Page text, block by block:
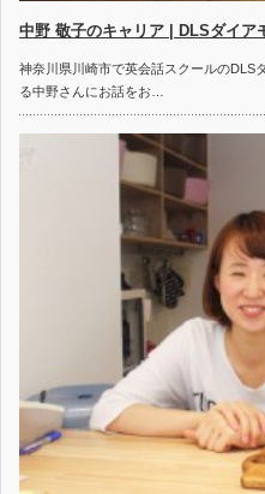
中野 敬子のキャリア | DLSダイア
神奈川県川崎市で英会話スクールのDLS
る中野さんにお話をお…